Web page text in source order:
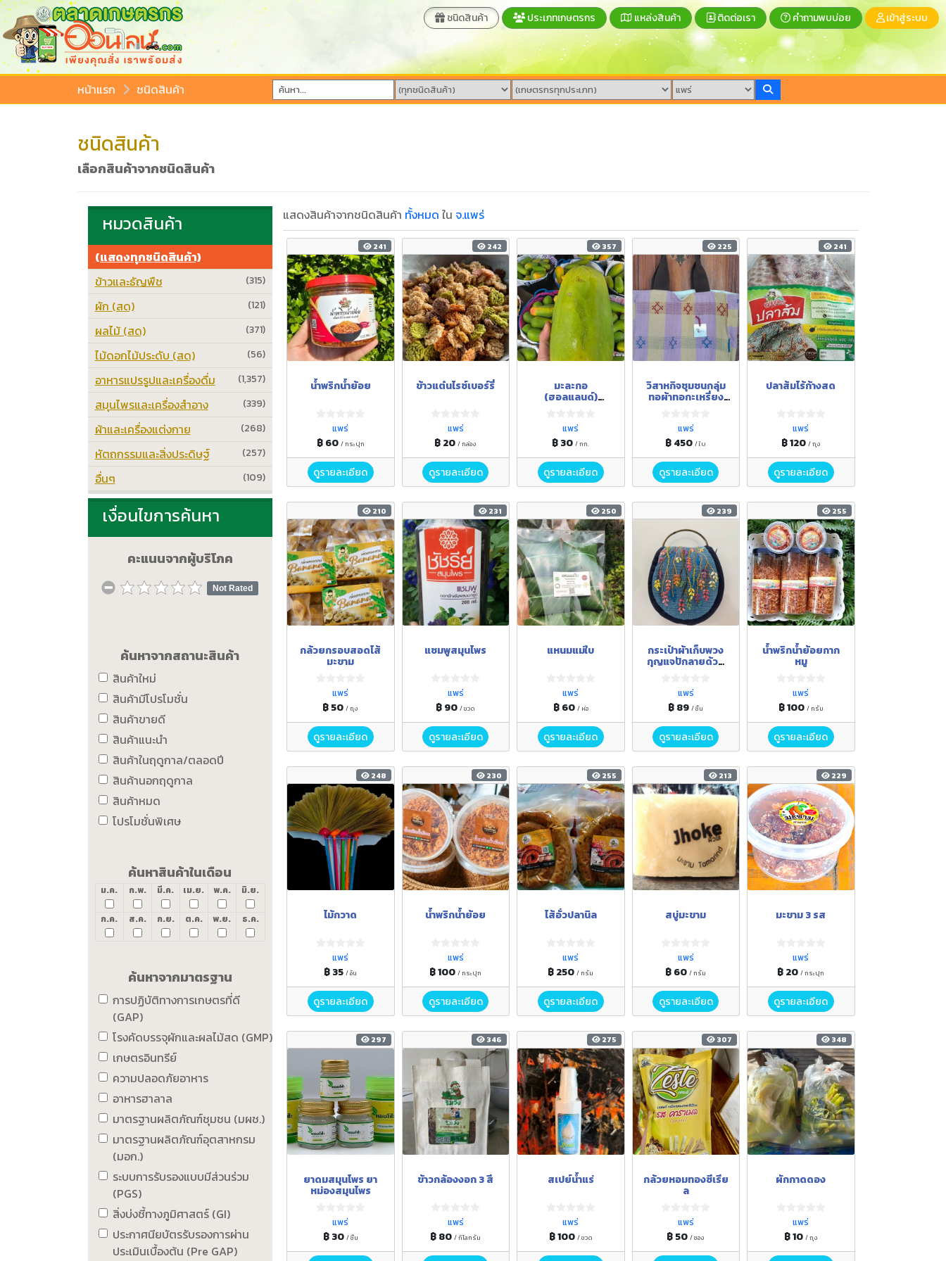
ชนิดสินค้า ประเภทเกษตรกร แหล่งสินค้า ติดต่อเรา คำถามพบบ่อย เข้าสู่ระบบ
หน้าแรก ชนิดสินค้า
ชนิดสินค้า
เลือกสินค้าจากชนิดสินค้า
แสดงสินค้าจากชนิดสินค้า ทั้งหมด ใน จ.แพร่
241
น้ำพริกน้ำย้อย
แพร่
฿ 60 / กระปุก
ดูรายละเอียด
242
ข้าวแต๋นไรซ์เบอร์รี่
แพร่
฿ 20/ กล่อง
ดูรายละเอียด
357
มะละกอ
(ฮอลแลนด์)
แพร่
฿ 30/ กก.
ดูรายละเอียด
225
วิสาหกิจชุมชนกลุ่ม
ทอผ้าทอกะเหรี่ยง
แพร่
฿ 450/ ใบ
ดูรายละเอียด
241
ปลาส้มไร้ก้างสด
แพร่
฿ 120 / ถุง
ดูรายละเอียด
210
กล้วยกรอบสอดไส้
มะขาม
แพร่
฿ 50/ ถุง
ดูรายละเอียด
231
แชมพูสมุนไพร
แพร่
฿ 90/ ขวด
ดูรายละเอียด
250
แหนมแม่ใบ
แพร่
฿ 60 / ห่อ
ดูรายละเอียด
239
กระเป๋าผ้าเก็บพวง
กุญแจปักลายด้วย
แพร่
฿ 89/ ชิ้น
ดูรายละเอียด
255
น้ำพริกน้ำย้อยกาก
หมู
แพร่
฿ 100 / กรัม
ดูรายละเอียด
248
ไม้กวาด
แพร่
฿ 35/ อัน
ดูรายละเอียด
230
น้ำพริกน้ำย้อย
แพร่
฿ 100/ กระปุก
ดูรายละเอียด
255
ไส้อั่วปลานิล
แพร่
฿ 250/ กรัม
ดูรายละเอียด
213
สบู่มะขาม
แพร่
฿ 60/ กรัม
ดูรายละเอียด
229
มะขาม 3 รส
แพร่
฿ 20/ กระปุก
ดูรายละเอียด
297
ยาดมสมุนไพร ยา
หม่องสมุนไพร
แพร่
฿ 30 / ชิ้น
346
ข้าวกล้องงอก 3 สี
แพร่
฿ 80/ กิโลกรัม
275
สเปย์น้ำแร่
แพร่
฿ 100 / ขวด
307
กล้วยหอมทองซีเรีย
ล
แพร่
฿ 50/ ซอง
348
ผักกาดดอง
แพร่
฿ 10 / ถุง
หมวดสินค้า
(แสดงทุกชนิดสินค้า)
(315)
ข้าวและธัญพืช
(121)
ผัก (สด)
(371)
ผลไม้ (สด)
(56)
ไม้ดอกไม้ประดับ (สด)
(1,357)
อาหารแปรรูปและเครื่องดื่ม
(339)
สมุนไพรและเครื่องสำอาง
(268)
ผ้าและเครื่องแต่งกาย
(257)
หัตถกรรมและสิ่งประดิษฐ์
(109)
อื่นๆ
เงื่อนไขการค้นหา
คะแนนจากผู้บริโภค
Not Rated
ค้นหาจากสถานะสินค้า
สินค้าใหม่
สินค้ามีโปรโมชั่น
สินค้าขายดี
สินค้าแนะนำ
สินค้าในฤดูกาล/ตลอดปี
สินค้านอกฤดูกาล
สินค้าหมด
โปรโมชั่นพิเศษ
ค้นหาสินค้าในเดือน
ม.ค. ก.พ. มี.ค. เม.ย. พ.ค. มิ.ย.
ก.ค. ส.ค. ก.ย. ต.ค. พ.ย. ธ.ค.
ค้นหาจากมาตรฐาน
การปฏิบัติทางการเกษตรที่ดี
(GAP)
โรงคัดบรรจุผักและผลไม้สด (GMP)
เกษตรอินทรีย์
ความปลอดภัยอาหาร
อาหารฮาลาล
มาตรฐานผลิตภัณฑ์ชุมชน (มผช.)
มาตรฐานผลิตภัณฑ์อุตสาหกรม
(มอก.)
ระบบการรับรองแบบมีส่วนร่วม
(PGS)
สิ่งบ่งชี้ทางภูมิศาสตร์ (GI)
ประกาศนียบัตรรับรองการผ่าน
ประเมินเบื้องต้น (Pre GAP)